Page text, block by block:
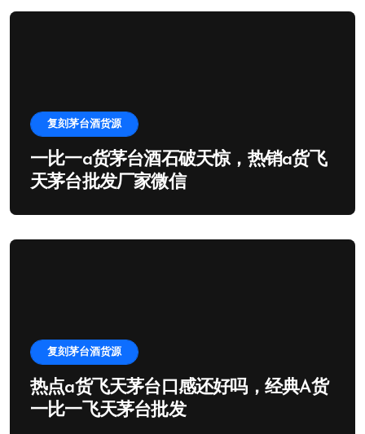
复刻茅台酒货源
一比一a货茅台酒石破天惊，热销a货飞
天茅台批发厂家微信
复刻茅台酒货源
热点a货飞天茅台口感还好吗，经典A货
一比一飞天茅台批发